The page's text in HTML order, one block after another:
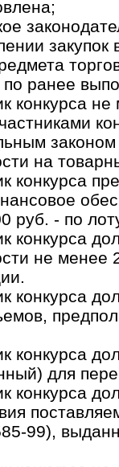
по ранее
конкурса
законом
на
конкурса
руб. - по
конкурса
не менее
конкурса
конкурса
для
конкурса
99),